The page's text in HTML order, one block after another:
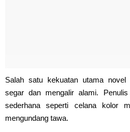
Salah satu kekuatan utama
segar dan mengalir alami.
sederhana seperti celana kolor
mengundang tawa.